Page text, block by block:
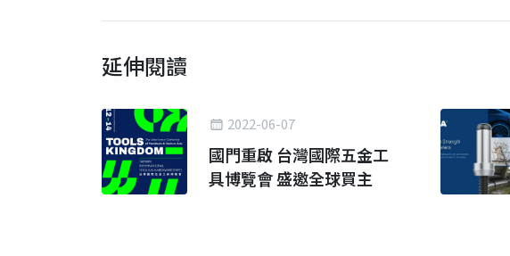
延伸閱讀
2022-06-07
國門重啟 台灣國際五金工
具博覽會 盛邀全球買主